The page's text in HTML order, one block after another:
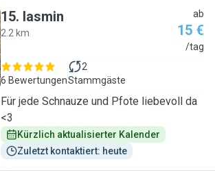
15. Iasmin
2.2 km
ab
15 €
/tag
6 Bewertungen
2
Stammgäste
Für jede Schnauze und Pfote liebevoll da
<3
Kürzlich aktualisierter Kalender
Zuletzt kontaktiert: heute